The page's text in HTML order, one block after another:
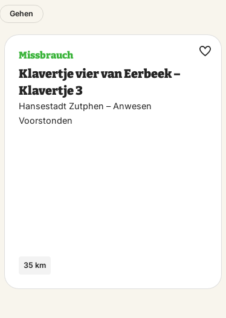
Gehen
Missbrauch
Klavertje vier van Eerbeek –
Klavertje 3
Hansestadt Zutphen – Anwesen
Voorstonden
35 km
Maak